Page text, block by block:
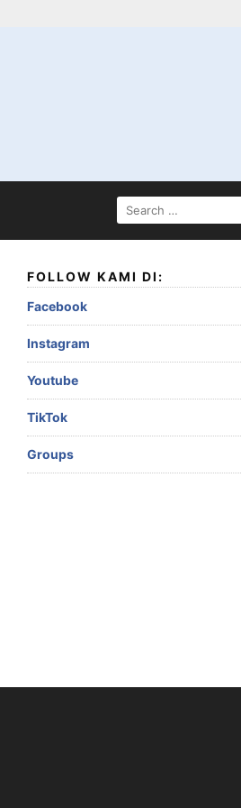
SEARCH
FOR:
FOLLOW KAMI DI:
Facebook
Instagram
Youtube
TikTok
Groups